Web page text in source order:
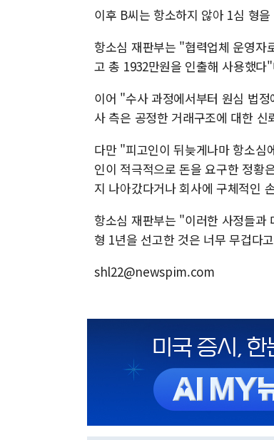
이후 B씨는 항소하지 않아 1심 형
항소심 재판부는 "협력업체 운영자
고 총 1932만원을 인출해 사용했
이어 "수사 과정에서부터 원심 법
사 측은 공정한 거래구조에 대한
다만 "피고인이 뒤늦게나마 항소
인이 적극적으로 돈을 요구한 정황
지 나아갔다거나 회사에 구체적인
항소심 재판부는 "이러한 사정들과
형 1년을 선고한 것은 너무 무겁다
shl22@newspim.com